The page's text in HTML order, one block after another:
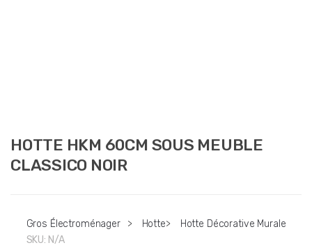
HOTTE HKM 60CM SOUS MEUBLE
CLASSICO NOIR
Gros Électroménager > Hotte>
Hotte Décorative Murale
SKU: N/A